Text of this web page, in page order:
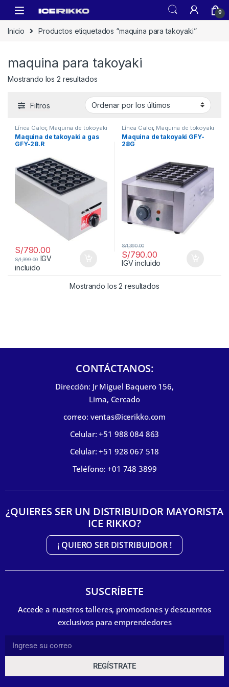
0
Inicio Productos etiquetados “maquina para takoyaki”
maquina para takoyaki
Mostrando los 2 resultados
Filtros
Línea Calor, Maquina de tokoyaki
Maquina de takoyaki a gas
GFY-28.R
S/790.00
S/1,399.00 IGV
incluido
Línea Calor, Maquina de tokoyaki
Maquina de takoyaki GFY-
28G
S/790.00
S/1,390.00
IGV incluido
Mostrando los 2 resultados
CONTÁCTANOS:
Dirección: Jr Miguel Baquero 156,
Lima, Cercado
correo: ventas@icerikko.com
Celular: +51 988 084 863
Celular: +51 928 067 518
Teléfono: +01 748 3899
¿QUIERES SER UN DISTRIBUIDOR MAYORISTA
ICE RIKKO?
¡ QUIERO SER DISTRIBUIDOR !
SUSCRÍBETE
Accede a nuestros talleres, promociones y descuentos
exclusivos para emprendedores
REGÍSTRATE